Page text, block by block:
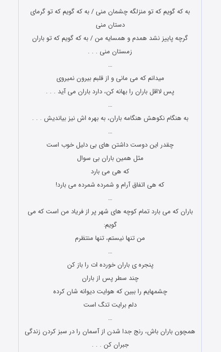
به که گویم که تو منزلگه چشمان منی / به که گویم که تو گرمای
دستان منی
گرچه پاییز نشد همدم و همسایه من / به که گویم که تو باران
زمستان منی . . .
…
میدانم که می مانی و از قلبم بیرون نمیروی
پس لااقل باران را بهانه کن، دارد باران می آید . . .
…
به هنگام نکوهش هنگامه باران، به بهره اش نیز بیاندیش . . .
…
چقدر این دوست داشتن های بی دلیل خوب است
مثل همین باران بی سوال
که هی می بارد
که هی اتفاق آرام و شمرده شمرده می بارد!
…
باران که می بارد تمام کوچه های شهر پر از فریاد من است که می
گویم:
من تنها نیستم، تنها منتظرم
…
پنجره ی باران خورده ات را باز کن
چند سطر پس از باران
چشمهایم را ببین که هوایت دیوانه شان کرده
دلم برایت تنگ است
…
همچون باران باش، رنج جدا شدن از آسمان را در سبز کردن زندگی
جبران کن . . .